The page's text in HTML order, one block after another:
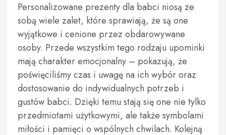
Personalizowane prezenty dla babci niosą ze
sobą wiele zalet, które sprawiają, że są one
wyjątkowe i cenione przez obdarowywane
osoby. Przede wszystkim tego rodzaju upominki
mają charakter emocjonalny – pokazują, że
poświęciliśmy czas i uwagę na ich wybór oraz
dostosowanie do indywidualnych potrzeb i
gustów babci. Dzięki temu stają się one nie tylko
przedmiotami użytkowymi, ale także symbolami
miłości i pamięci o wspólnych chwilach. Kolejną